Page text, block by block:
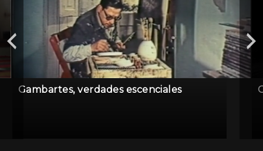
Gambartes, verdades escenciales